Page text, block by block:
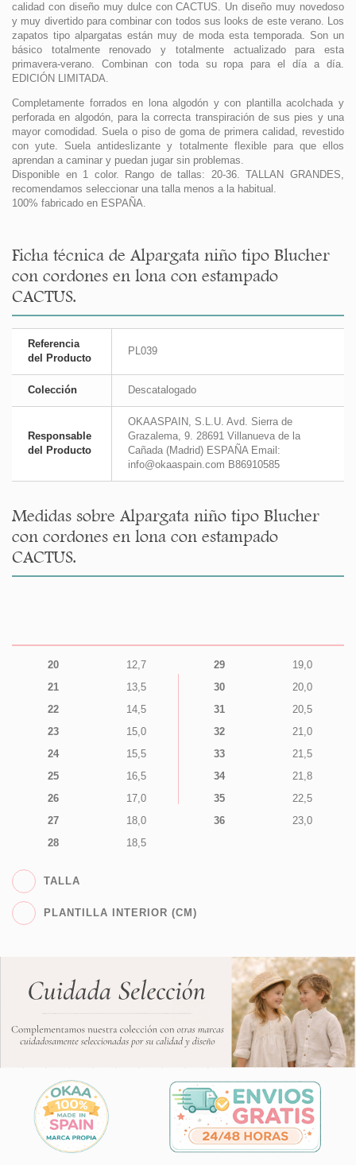
calidad con diseño muy dulce con CACTUS. Un diseño muy novedoso
y muy divertido para combinar con todos sus looks de este verano. Los
zapatos tipo alpargatas están muy de moda esta temporada. Son un
básico totalmente renovado y totalmente actualizado para esta
primavera-verano. Combinan con toda su ropa para el día a día.
EDICIÓN LIMITADA.
Completamente forrados en lona algodón y con plantilla acolchada y
perforada en algodón, para la correcta transpiración de sus pies y una
mayor comodidad. Suela o piso de goma de primera calidad, revestido
con yute. Suela antideslizante y totalmente flexible para que ellos
aprendan a caminar y puedan jugar sin problemas.
Disponible en 1 color. Rango de tallas: 20-36. TALLAN GRANDES,
recomendamos seleccionar una talla menos a la habitual.
100% fabricado en ESPAÑA.
Ficha técnica de Alpargata niño tipo Blucher
con cordones en lona con estampado
CACTUS.
Referencia
del Producto
PL039
Colección Descatalogado
Responsable
del Producto
OKAASPAIN, S.L.U. Avd. Sierra de
Grazalema, 9. 28691 Villanueva de la
Cañada (Madrid) ESPAÑA Email:
info@okaaspain.com B86910585
Medidas sobre Alpargata niño tipo Blucher
con cordones en lona con estampado
CACTUS.
20
12,7
21
13,5
22
14,5
23
15,0
24
15,5
25
16,5
26
17,0
27
18,0
28
18,5
29
19,0
30
20,0
31
20,5
32
21,0
33
21,5
34
21,8
35
22,5
36
23,0
TALLA
PLANTILLA INTERIOR (CM)